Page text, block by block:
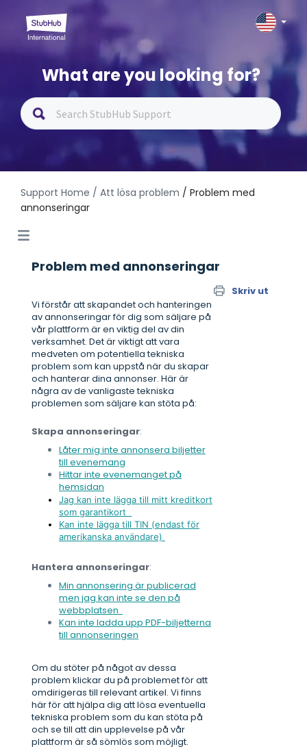
What are you looking for?
Support Home / Att lösa problem / Problem med
annonseringar
Problem med annonseringar
Skriv ut
Vi förstår att skapandet och hanteringen
av annonseringar för dig som säljare på
vår plattform är en viktig del av din
verksamhet. Det är viktigt att vara
medveten om potentiella tekniska
problem som kan uppstå när du skapar
och hanterar dina annonser. Här är
några av de vanligaste tekniska
problemen som säljare kan stöta på:
Skapa annonseringar:
Låter mig inte annonsera biljetter
till evenemang
Hittar inte evenemanget på
hemsidan
Jag kan inte lägga till mitt kreditkort
som garantikort
Kan inte lägga till TIN (endast för
amerikanska användare)
Hantera annonseringar:
Min annonsering är publicerad
men jag kan inte se den på
webbplatsen
Kan inte ladda upp PDF-biljetterna
till annonseringen
Om du stöter på något av dessa
problem klickar du på problemet för att
omdirigeras till relevant artikel. Vi finns
här för att hjälpa dig att lösa eventuella
tekniska problem som du kan stöta på
och se till att din upplevelse på vår
plattform är så sömlös som möjligt.